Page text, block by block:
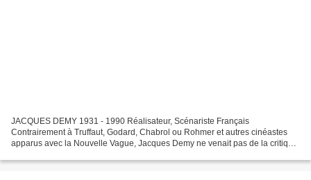
JACQUES DEMY 1931 - 1990 Réalisateur, Scénariste Français
Contrairement à Truffaut, Godard, Chabrol ou Rohmer et autres cinéastes
apparus avec la Nouvelle Vague, Jacques Demy ne venait pas de la critique.